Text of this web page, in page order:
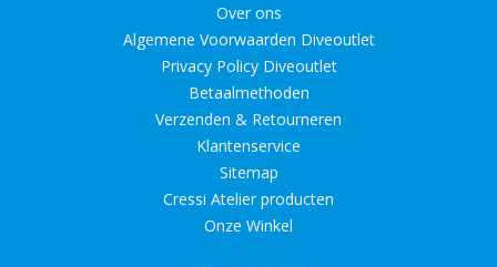
Over ons
Algemene Voorwaarden Diveoutlet
Privacy Policy Diveoutlet
Betaalmethoden
Verzenden & Retourneren
Klantenservice
Sitemap
Cressi Atelier producten
Onze Winkel